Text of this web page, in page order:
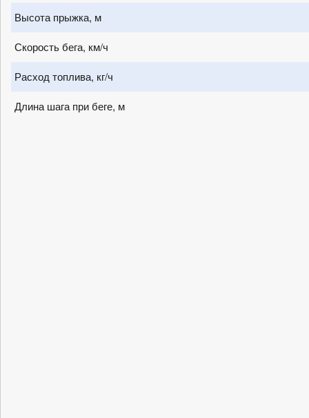
Высота прыжка, м
Скорость бега, км/ч
Расход топлива, кг/ч
Длина шага при беге, м